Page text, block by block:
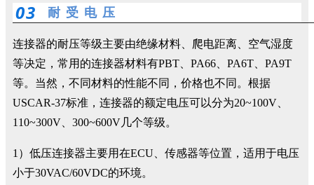
03 耐 受 电 压
连接器的耐压等级主要由绝缘材料、爬电距离、空气湿度
等决定，常用的连接器材料有PBT、PA66、PA6T、PA9T
等。当然，不同材料的性能不同，价格也不同。根据
USCAR-37标准，连接器的额定电压可以分为20~100V、
110~300V、300~600V几个等级。
1）低压连接器主要用在ECU、传感器等位置，适用于电压
小于30VAC/60VDC的环境。